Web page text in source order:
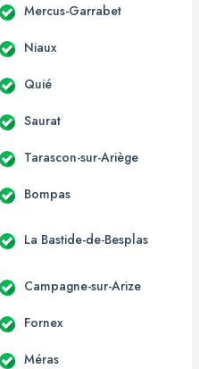
Mercus-Garrabet
Niaux
Quié
Saurat
Tarascon-sur-Ariège
Bompas
La Bastide-de-Besplas
Campagne-sur-Arize
Fornex
Méras